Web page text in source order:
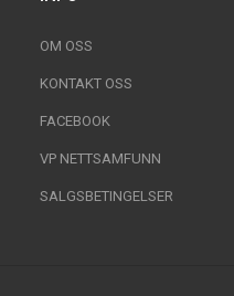
OM OSS
KONTAKT OSS
FACEBOOK
VP NETTSAMFUNN
SALGSBETINGELSER